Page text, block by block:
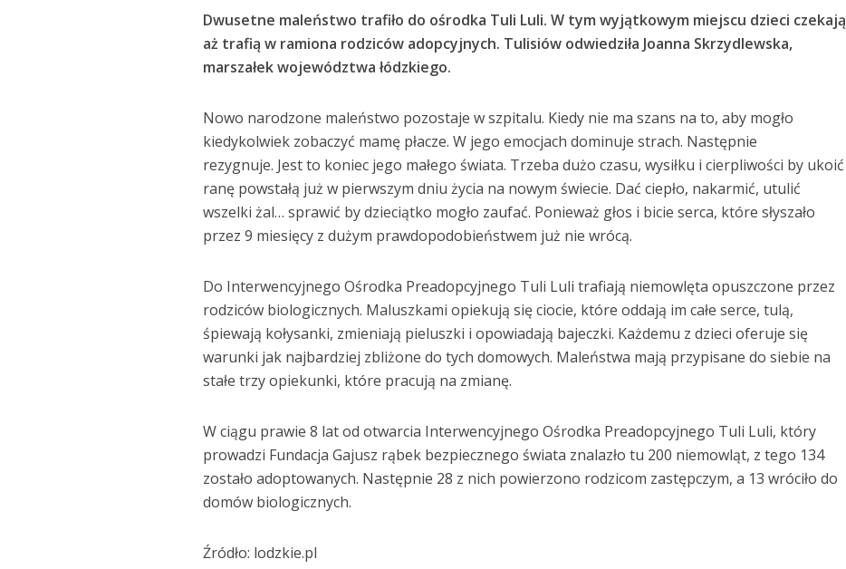
Dwusetne maleństwo trafiło do ośrodka Tuli Luli. W tym wyjątkowym miejscu dzieci czekają
aż trafią w ramiona rodziców adopcyjnych. Tulisiów odwiedziła Joanna Skrzydlewska,
marszałek województwa łódzkiego.
Nowo narodzone maleństwo pozostaje w szpitalu. Kiedy nie ma szans na to, aby mogło
kiedykolwiek zobaczyć mamę płacze. W jego emocjach dominuje strach. Następnie
rezygnuje. Jest to koniec jego małego świata. Trzeba dużo czasu, wysiłku i cierpliwości by ukoić
ranę powstałą już w pierwszym dniu życia na nowym świecie. Dać ciepło, nakarmić, utulić
wszelki żal… sprawić by dzieciątko mogło zaufać. Ponieważ głos i bicie serca, które słyszało
przez 9 miesięcy z dużym prawdopodobieństwem już nie wrócą.
Do Interwencyjnego Ośrodka Preadopcyjnego Tuli Luli trafiają niemowlęta opuszczone przez
rodziców biologicznych. Maluszkami opiekują się ciocie, które oddają im całe serce, tulą,
śpiewają kołysanki, zmieniają pieluszki i opowiadają bajeczki. Każdemu z dzieci oferuje się
warunki jak najbardziej zbliżone do tych domowych. Maleństwa mają przypisane do siebie na
stałe trzy opiekunki, które pracują na zmianę.
W ciągu prawie 8 lat od otwarcia Interwencyjnego Ośrodka Preadopcyjnego Tuli Luli, który
prowadzi Fundacja Gajusz rąbek bezpiecznego świata znalazło tu 200 niemowląt, z tego 134
zostało adoptowanych. Następnie 28 z nich powierzono rodzicom zastępczym, a 13 wróciło do
domów biologicznych.
Źródło: lodzkie.pl